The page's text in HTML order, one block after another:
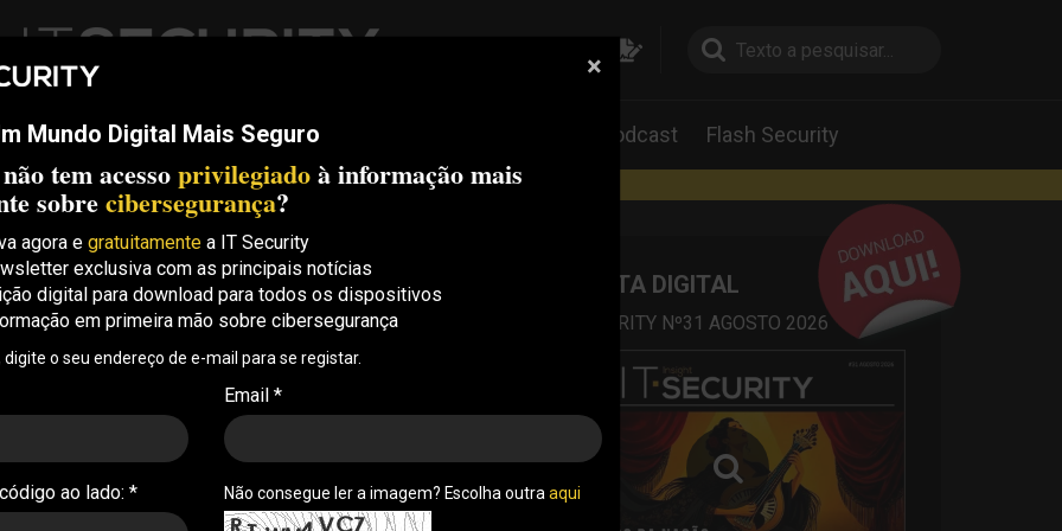
Threats Compliance Opinion Podcast Flash Security
Conference Lisboa: 8 de Outubro 2026 ✔️ Inscrições abertas
de segurança que
colapsou” (com
Porto, Jorge Monteiro, da Ethiack, traçou
e alertou para o desfasamento crescente entre a
de resposta das equipas de segurança
REVISTA DIGITAL
IT SECURITY Nº31 AGOSTO 2026
×
Mundo Digital Mais Seguro
tem acessoprivilegiadoà informação mais
sobrecibersegurança?
agora e gratuitamente a IT Security
exclusiva com as principais notícias
digital para download para todos os dispositivos
em primeira mão sobre cibersegurança
digite o seu endereço de e-mail para se registar.
Email *
ao lado: * Não consegue ler a imagem? Escolha outraaqui